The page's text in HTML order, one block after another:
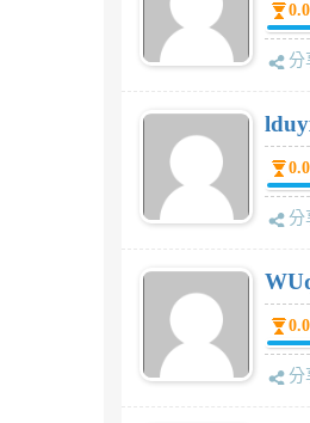
0.0
分
0.0
分
0.0
分